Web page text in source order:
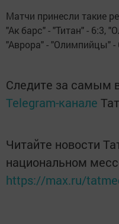
Матчи принесли такие
"Ак барс" - "Титан" - 6:3,
"Аврора" - "Олимпийцы" -
Следите за самым
Telegram-канале
Читайте новости
национальном
https://max.ru/